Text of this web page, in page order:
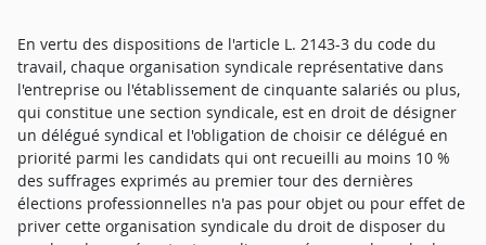
En vertu des dispositions de l'article L. 2143-3 du code du
travail, chaque organisation syndicale représentative dans
l'entreprise ou l'établissement de cinquante salariés ou plus,
qui constitue une section syndicale, est en droit de désigner
un délégué syndical et l'obligation de choisir ce délégué en
priorité parmi les candidats qui ont recueilli au moins 10 %
des suffrages exprimés au premier tour des dernières
élections professionnelles n'a pas pour objet ou pour effet de
priver cette organisation syndicale du droit de disposer du